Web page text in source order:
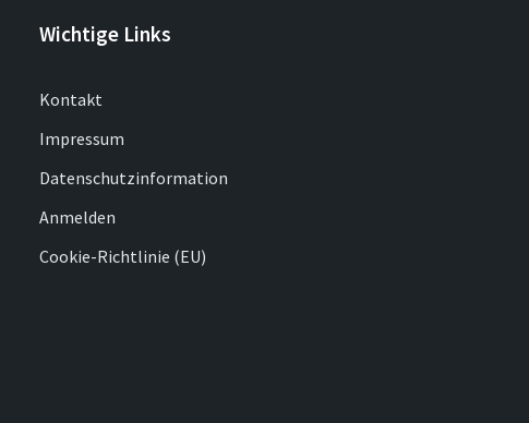
Wichtige Links
Kontakt
Impressum
Datenschutzinformation
Anmelden
Cookie-Richtlinie (EU)